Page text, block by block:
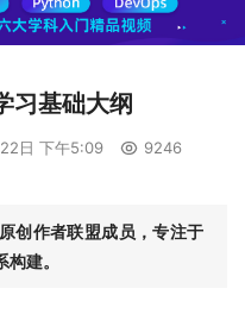
习基础大纲
日 下午5:09 9246
创作者联盟成员，专注于
建。